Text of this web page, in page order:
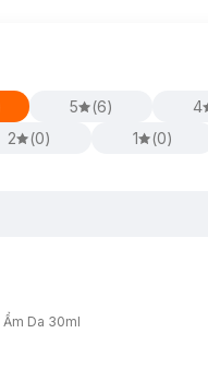
5 (6) 4
2
(0) 1 (0)
Da 30ml